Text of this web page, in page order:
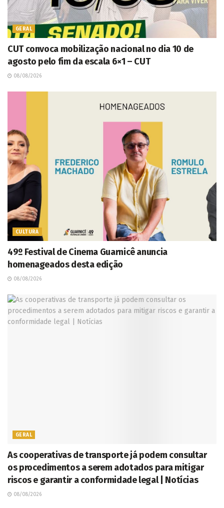
GERAL
CUT convoca mobilização nacional no dia 10 de
agosto pelo fim da escala 6×1 – CUT
08/08/2026
CULTURA
49º Festival de Cinema Guarnicê anuncia
homenageados desta edição
08/08/2026
GERAL
As cooperativas de transporte já podem consultar
os procedimentos a serem adotados para mitigar
riscos e garantir a conformidade legal | Notícias
08/08/2026